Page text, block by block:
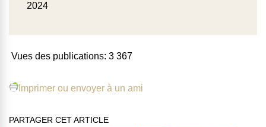
2024
Vues des publications: 3 367
Imprimer ou envoyer à un ami
PARTAGER CET ARTICLE